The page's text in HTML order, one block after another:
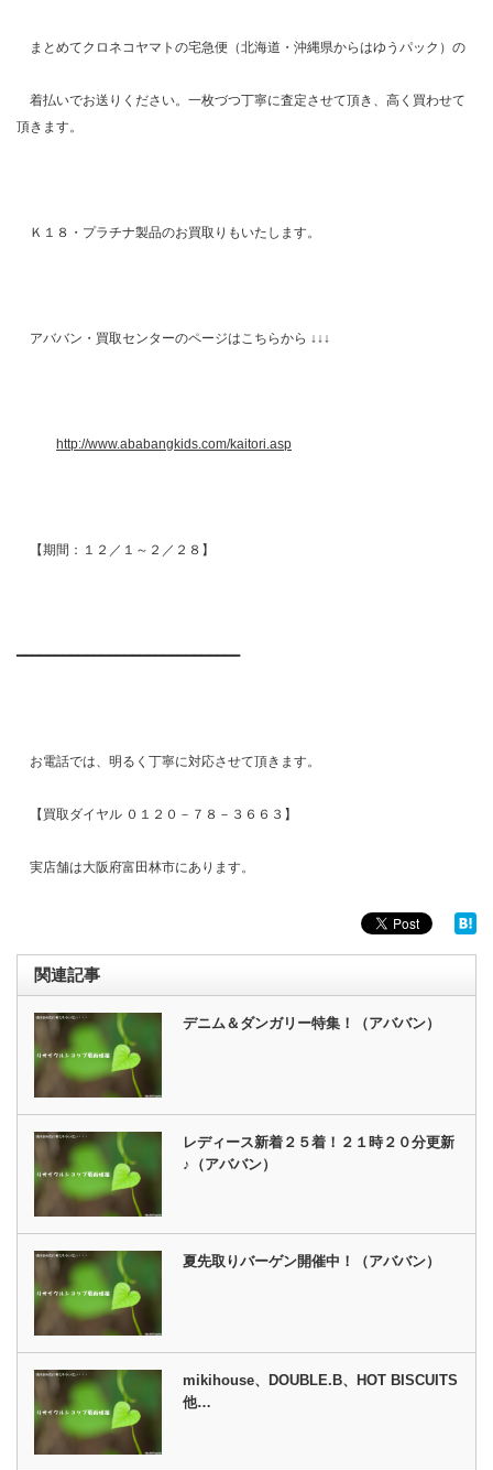
まとめてクロネコヤマトの宅急便（北海道・沖縄県からはゆうパック）の
着払いでお送りください。一枚づつ丁寧に査定させて頂き、高く買わせて
頂きます。
Ｋ１８・プラチナ製品のお買取りもいたします。
アババン・買取センターのページはこちらから ↓↓↓
http://www.ababangkids.com/kaitori.asp
【期間：１２／１～２／２８】
━━━━━━━━━━━━━━━━━━━━━━━━━━━━━
お電話では、明るく丁寧に対応させて頂きます。
【買取ダイヤル ０１２０－７８－３６６３】
実店舗は大阪府富田林市にあります。
関連記事
デニム＆ダンガリー特集！（アババン）
レディース新着２５着！２１時２０分更新
♪（アババン）
夏先取りバーゲン開催中！（アババン）
mikihouse、DOUBLE.B、HOT BISCUITS
他…